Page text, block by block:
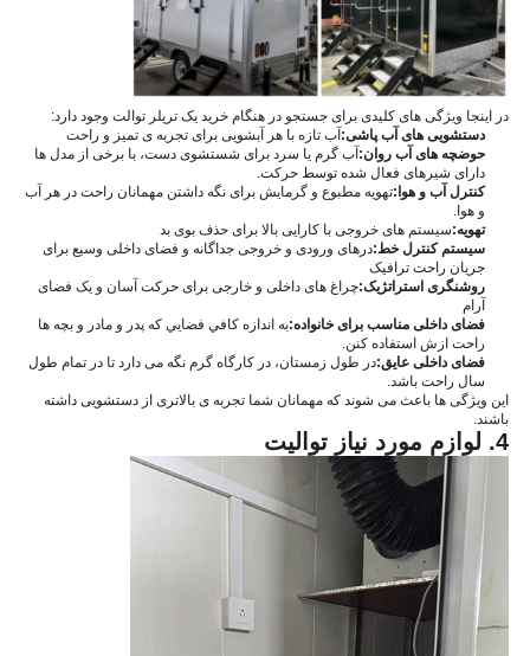
در اینجا ویژگی های کلیدی برای جستجو در هنگام خرید یک تریلر توالت وجود دارد:
دستشویی های آب پاشی:آب تازه با هر آبشویی برای تجربه ی تمیز و راحت
حوضچه های آب روان:آب گرم یا سرد برای شستشوی دست، با برخی از مدل ها
دارای شیرهای فعال شده توسط حرکت.
کنترل آب و هوا:تهویه مطبوع و گرمایش برای نگه داشتن مهمانان راحت در هر آب
و هوا.
تهویه:سیستم های خروجی با کارایی بالا برای حذف بوی بد
سیستم کنترل خط:درهای ورودی و خروجی جداگانه و فضای داخلی وسیع برای
جریان راحت ترافیک
روشنگری استراتژیک:چراغ های داخلی و خارجی برای حرکت آسان و یک فضای
آرام
فضای داخلی مناسب برای خانواده:به اندازه کافي فضايي که پدر و مادر و بچه ها
راحت ازش استفاده کنن.
فضای داخلی عایق:در طول زمستان، در کارگاه گرم نگه می دارد تا در تمام طول
سال راحت باشد.
این ویژگی ها باعث می شوند که مهمانان شما تجربه ی بالاتری از دستشویی داشته
باشند.
4. لوازم مورد نياز تواليت